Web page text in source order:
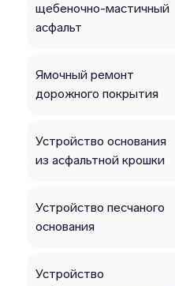
щебеночно-мастичный
асфальт
Ямочный ремонт
дорожного покрытия
Устройство основания
из асфальтной крошки
Устройство песчаного
основания
Устройство